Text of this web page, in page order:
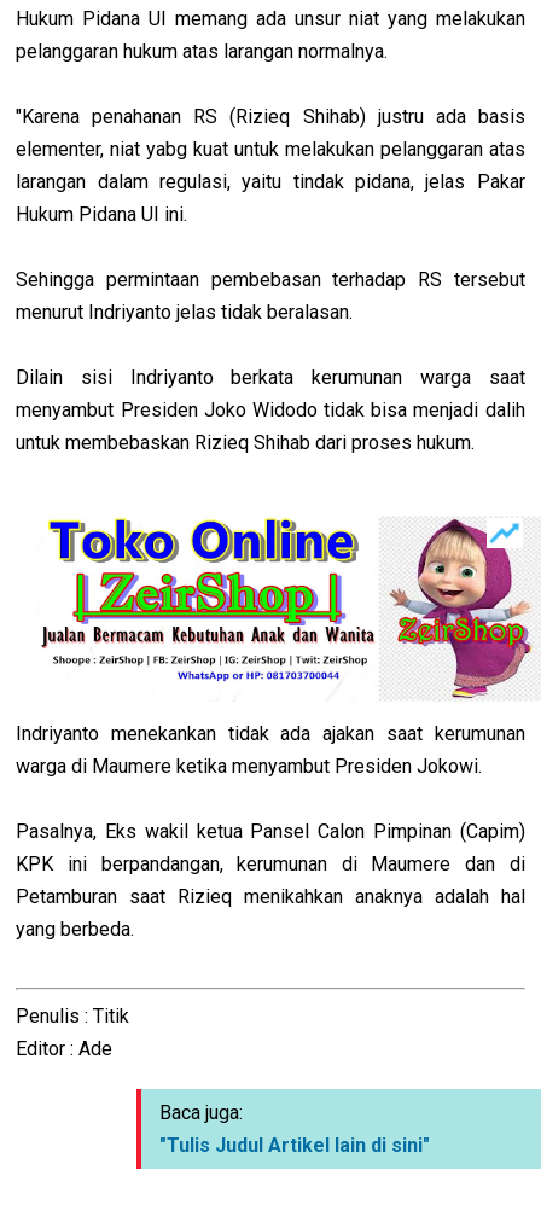
Hukum Pidana UI memang ada unsur niat yang melakukan
pelanggaran hukum atas larangan normalnya.
"Karena penahanan RS (Rizieq Shihab) justru ada basis
elementer, niat yabg kuat untuk melakukan pelanggaran atas
larangan dalam regulasi, yaitu tindak pidana, jelas Pakar
Hukum Pidana UI ini.
Sehingga permintaan pembebasan terhadap RS tersebut
menurut Indriyanto jelas tidak beralasan.
Dilain sisi Indriyanto berkata kerumunan warga saat
menyambut Presiden Joko Widodo tidak bisa menjadi dalih
untuk membebaskan Rizieq Shihab dari proses hukum.
Indriyanto menekankan tidak ada ajakan saat kerumunan
warga di Maumere ketika menyambut Presiden Jokowi.
Pasalnya, Eks wakil ketua Pansel Calon Pimpinan (Capim)
KPK ini berpandangan, kerumunan di Maumere dan di
Petamburan saat Rizieq menikahkan anaknya adalah hal
yang berbeda.
Penulis : Titik
Editor : Ade
Baca juga:
"Tulis Judul Artikel lain di sini"